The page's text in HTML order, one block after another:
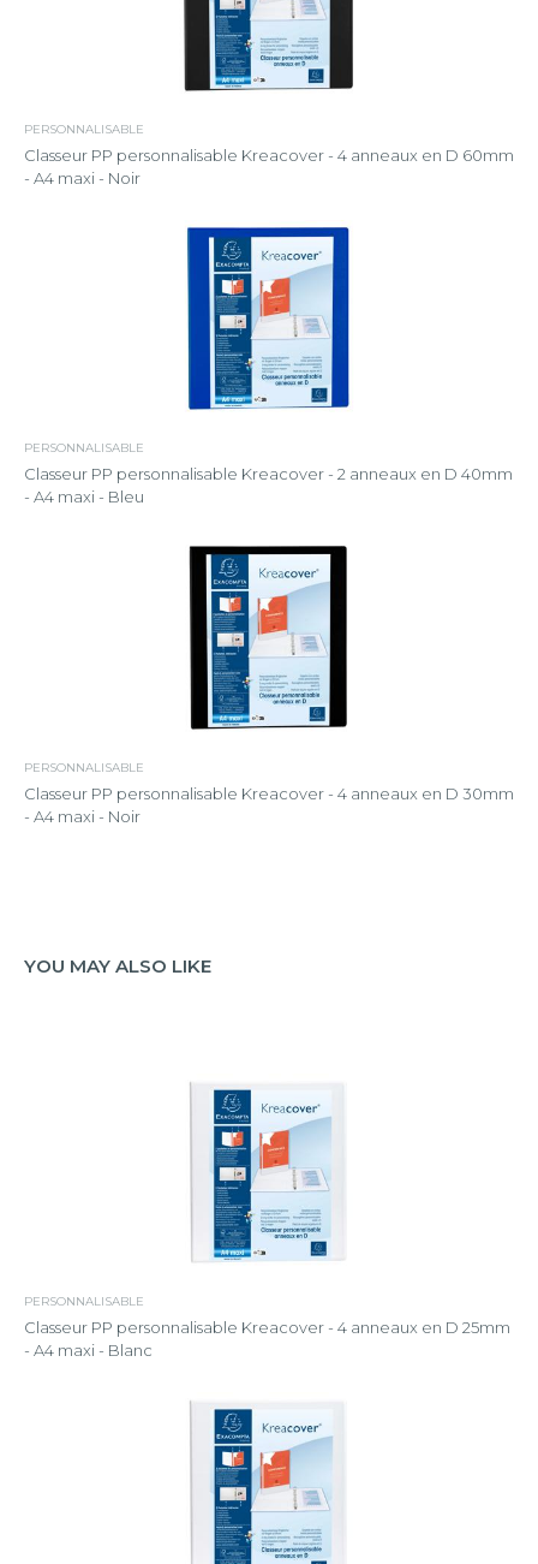
PERSONNALISABLE
Classeur PP personnalisable Kreacover - 4 anneaux en D 60mm
- A4 maxi - Noir
PERSONNALISABLE
Classeur PP personnalisable Kreacover - 2 anneaux en D 40mm
- A4 maxi - Bleu
PERSONNALISABLE
Classeur PP personnalisable Kreacover - 4 anneaux en D 30mm
- A4 maxi - Noir
YOU MAY ALSO LIKE
PERSONNALISABLE
Classeur PP personnalisable Kreacover - 4 anneaux en D 25mm
- A4 maxi - Blanc